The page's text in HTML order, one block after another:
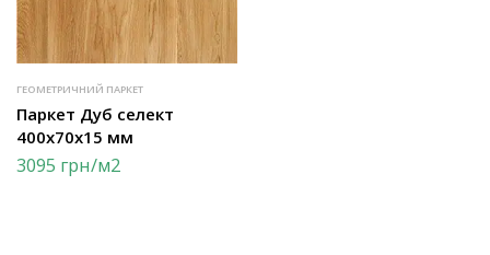
ГЕОМЕТРИЧНИЙ ПАРКЕТ
Паркет Дуб селект
400х70х15 мм
3095 грн/м2